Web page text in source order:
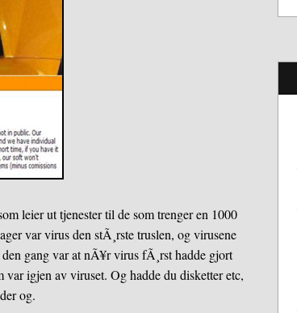
leier ut tjenester til de som trenger en 1000
var virus den stÃ¸rste truslen, og virusene
gang var at nÃ¥r virus fÃ¸rst hadde gjort
var igjen av viruset. Og hadde du disketter etc,
og.